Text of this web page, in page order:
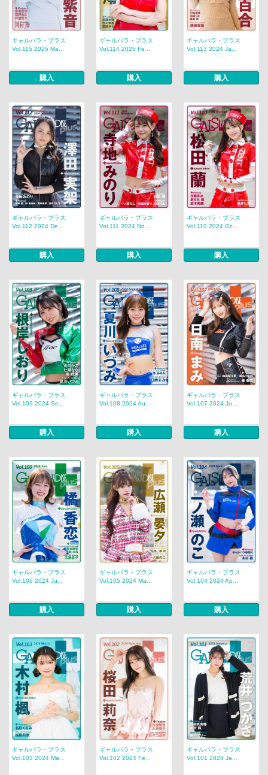
ギャルパラ・プラス
Vol.115 2025 Ma...
購入
ギャルパラ・プラス
Vol.114 2025 Fe...
購入
ギャルパラ・プラス
Vol.113 2024 Ja...
購入
ギャルパラ・プラス
Vol.112 2024 De...
購入
ギャルパラ・プラス
Vol.111 2024 No...
購入
ギャルパラ・プラス
Vol.110 2024 Oc...
購入
ギャルパラ・プラス
Vol.109 2024 Se...
購入
ギャルパラ・プラス
Vol.108 2024 Au...
購入
ギャルパラ・プラス
Vol.107 2024 Ju...
購入
ギャルパラ・プラス
Vol.106 2024 Ju...
購入
ギャルパラ・プラス
Vol.105 2024 Ma...
購入
ギャルパラ・プラス
Vol.104 2024 Ap...
購入
ギャルパラ・プラス
Vol.103 2024 Ma...
ギャルパラ・プラス
Vol.102 2024 Fe...
ギャルパラ・プラス
Vol.101 2024 Ja...